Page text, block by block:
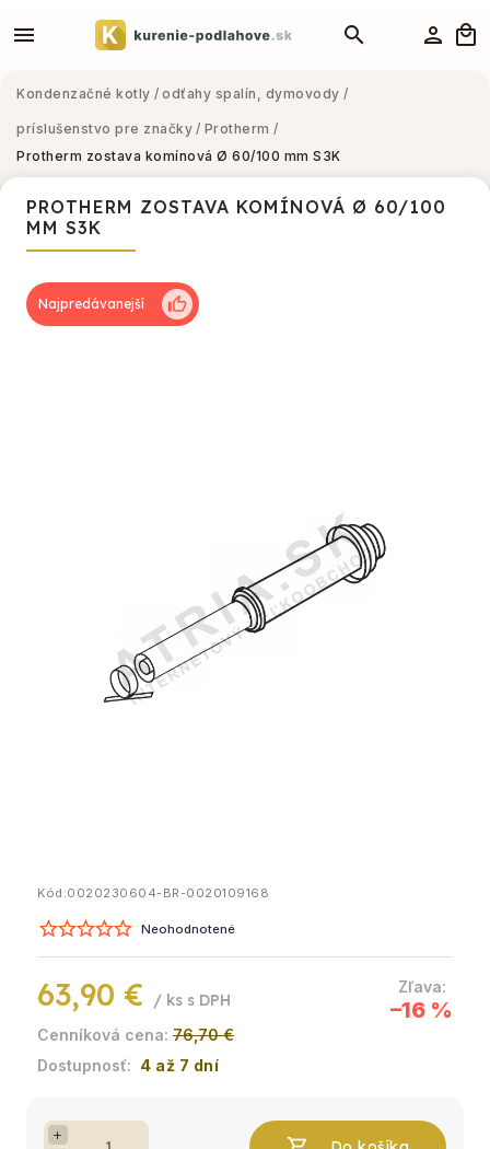
Kondenzačné kotly / odťahy spalín, dymovody /
príslušenstvo pre značky / Protherm /
Protherm zostava komínová Ø 60/100 mm S3K
PROTHERM ZOSTAVA KOMÍNOVÁ Ø 60/100
MM S3K
Kód:0020230604-BR-0020109168
Neohodnotené
76,70 €
–16 %
63,90 € / ks
4 až 7 dní
+